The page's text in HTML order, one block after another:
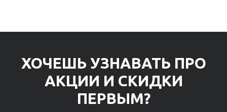
ХОЧЕШЬ УЗНАВАТЬ ПРО
АКЦИИ И СКИДКИ
ПЕРВЫМ?